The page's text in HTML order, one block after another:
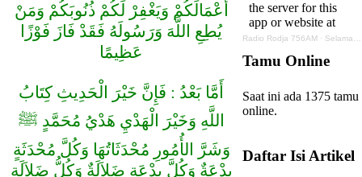
أَعْمَالَكُمْ وَيَغْفِرْ لَكُمْ ذُنُوبَكُمْ وَمَنْ
يُطِعِ اللَّهَ وَرَسُولَهُ فَقَدْ فَازَ فَوْزًا
عَظِيمًا
أَمَّا بَعْدُ : فَإِنَّ خَيْرَ الْحَدِيثِ كِتَابُ
اللَّهِ وَخَيْرَ الْهَدْيِ هَدْيُ مُحَمَّدٍ ﷺ
وَشَرَّ الأُمُورِ مُحْدَثَاتُهَا وَكُلَّ مُحْدَثَةٍ
بِدْعَةٌ وَكُلَّ بِدْعَةٍ ضَلاَلَةٌ وَكُلُّ ضَلاَلَةٍ
Radio Rodja 756AM · Selamatkan Aku dari Neraka
Tamu Online
Saat ini ada 1375 tamu
online.
Daftar Isi Artikel